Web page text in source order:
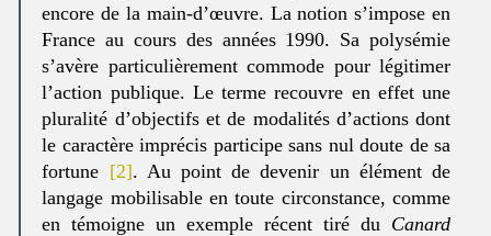
encore de la main-d’œuvre. La notion s’impose en
France au cours des années 1990. Sa polysémie
s’avère particulièrement commode pour légitimer
l’action publique. Le terme recouvre en effet une
pluralité d’objectifs et de modalités d’actions dont
le caractère imprécis participe sans nul doute de sa
fortune [2]. Au point de devenir un élément de
langage mobilisable en toute circonstance, comme
en témoigne un exemple récent tiré du Canard